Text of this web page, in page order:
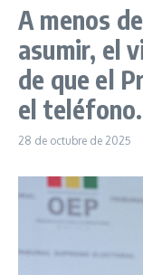
A menos
asumir, el
de que el
el teléfono.
28 de octubre de 2025